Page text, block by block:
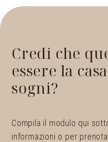
Credi che
essere la
sogni?
Compila il modulo qui
informazioni o per